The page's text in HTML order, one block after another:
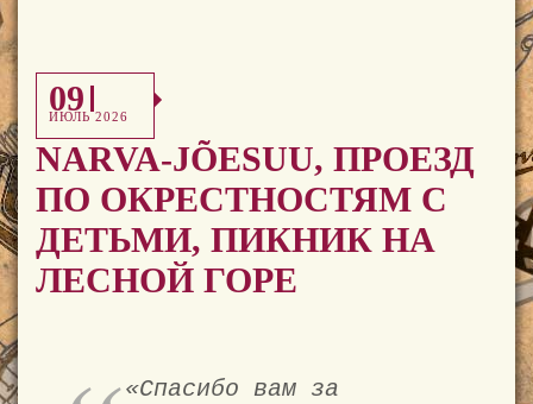
09
ИЮЛЬ 2026
NARVA-JÕESUU, ПРОЕЗД
ПО ОКРЕСТНОСТЯМ С
ДЕТЬМИ, ПИКНИК НА
ЛЕСНОЙ ГОРЕ
«Спасибо вам за